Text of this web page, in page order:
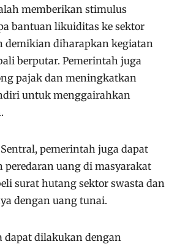
memberikan stimulus
bantuan likuiditas ke sektor
demikian diharapkan kegiatan
berputar. Pemerintah juga
pajak dan meningkatkan
untuk menggairahkan
pemerintah juga dapat
uang di masyarakat
surat hutang sektor swasta dan
dengan uang tunai.
dapat dilakukan dengan